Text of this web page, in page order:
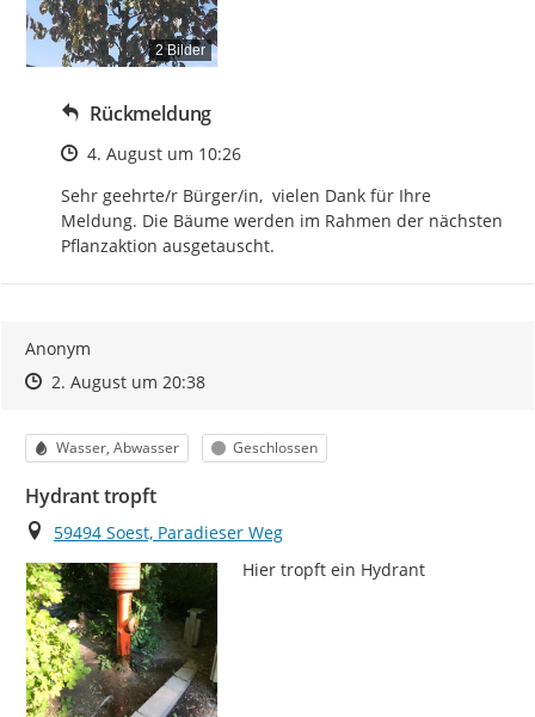
2 Bilder
Rückmeldung
Zeitpunkt des Erstellens
4. August um 10:26
Sehr geehrte/r Bürger/in,  vielen Dank für Ihre
Meldung. Die Bäume werden im Rahmen der nächsten
Pflanzaktion ausgetauscht.
Anonym
Zeitpunkt des Erstellens
Zeitpunkt des Erstellens
2. August um 20:38Zur Äußerung
Kategorie
Wasser, Abwasser Status
Geschlossen
Hydrant tropft
Ort
59494 Soest, Paradieser Weg
Hier tropft ein Hydrant